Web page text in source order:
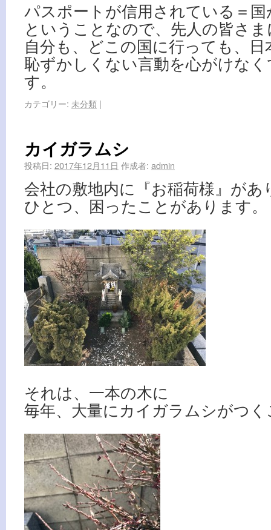
パスポートが信用されている＝
ということなので、先人の皆さ
自分も、どこの国に行っても、
恥ずかしくない言動を心がけな
す。
カテゴリー: 未分類 |
カイガラムシ
投稿日: 2017年12月11日 作成者: admin
会社の敷地内に『お稲荷様』があ
ひとつ、困ったことがあります。
それは、一本の木に
毎年、大量にカイガラムシがつ